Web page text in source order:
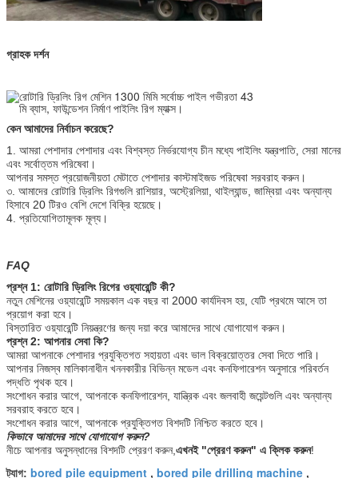
গ্রাহক দর্শন
কেন আমাদের নির্বাচন করেছে?
1. আমরা পেশাদার পেশাদার এবং বিশ্বস্ত নির্ভরযোগ্য চীন মধ্যে পাইলিং যন্ত্রপাতি, সেরা মানের
এবং সর্বোত্তম পরিষেবা।
আপনার সমস্ত প্রয়োজনীয়তা মেটাতে পেশাদার কাস্টমাইজড পরিষেবা সরবরাহ করুন।
৩. আমাদের রোটারি ড্রিলিং রিগগুলি রাশিয়ার, অস্ট্রেলিয়া, থাইল্যান্ড, জাম্বিয়া এবং অন্যান্য
হিসাবে 20 টিরও বেশি দেশে বিক্রি হয়েছে।
4. প্রতিযোগিতামূলক মূল্য।
FAQ
প্রশ্ন 1: রোটারি ড্রিলিং রিগের ওয়্যারেন্টি কী?
নতুন মেশিনের ওয়্যারেন্টি সময়কাল এক বছর বা 2000 কার্যদিবস হয়, যেটি প্রথমে আসে তা
প্রয়োগ করা হবে।
বিস্তারিত ওয়্যারেন্টি নিয়ন্ত্রণের জন্য দয়া করে আমাদের সাথে যোগাযোগ করুন।
প্রশ্ন 2: আপনার সেবা কি?
আমরা আপনাকে পেশাদার প্রযুক্তিগত সহায়তা এবং ভাল বিক্রয়োত্তর সেবা দিতে পারি।
আপনার নিজস্ব মালিকানাধীন খননকারীর বিভিন্ন মডেল এবং কনফিগারেশন অনুসারে পরিবর্তন
পদ্ধতি পৃথক হবে।
সংশোধন করার আগে, আপনাকে কনফিগারেশন, যান্ত্রিক এবং জলবাহী জয়েন্টগুলি এবং অন্যান্য
সরবরাহ করতে হবে।
সংশোধন করার আগে, আপনাকে প্রযুক্তিগত বিশদটি নিশ্চিত করতে হবে।
কিভাবে আমাদের সাথে যোগাযোগ করুন?
নীচে আপনার অনুসন্ধানের বিশদটি প্রেরণ করুন,এখনই "প্রেরণ করুন" এ ক্লিক করুন!
ট্যাগ: bored pile equipment , bored pile drilling machine ,